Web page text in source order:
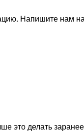
Напишите нам на
это делать